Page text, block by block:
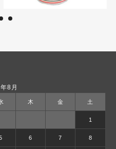
8月
木 金 土
1
6 7 8